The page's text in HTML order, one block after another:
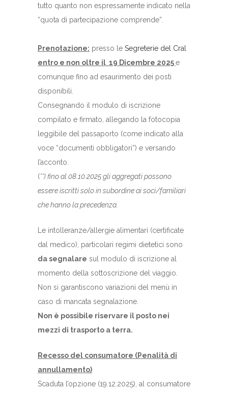
tutto quanto non espressamente indicato nella
“quota di partecipazione comprende”.
Prenotazione: presso le Segreterie del Cral
entro e non oltre il 19 Dicembre 2025e
comunque fino ad esaurimento dei posti
disponibili.
Consegnando il modulo di iscrizione
compilato e firmato, allegando la fotocopia
leggibile del passaporto (come indicato alla
voce “documenti obbligatori”) e versando
l’acconto.
(**) fino al 08.10.2025 gli aggregati possono
essere iscritti solo in subordine ai soci/familiari
che hanno la precedenza.
Le intolleranze/allergie alimentari (certificate
dal medico), particolari regimi dietetici sono
da segnalare sul modulo di iscrizione al
momento della sottoscrizione del viaggio.
Non si garantiscono variazioni del menù in
caso di mancata segnalazione.
Non è possibile riservare il posto nei
mezzi di trasporto a terra.
Recesso del consumatore (Penalità di
annullamento)
Scaduta l’opzione (19.12.2025), al consumatore